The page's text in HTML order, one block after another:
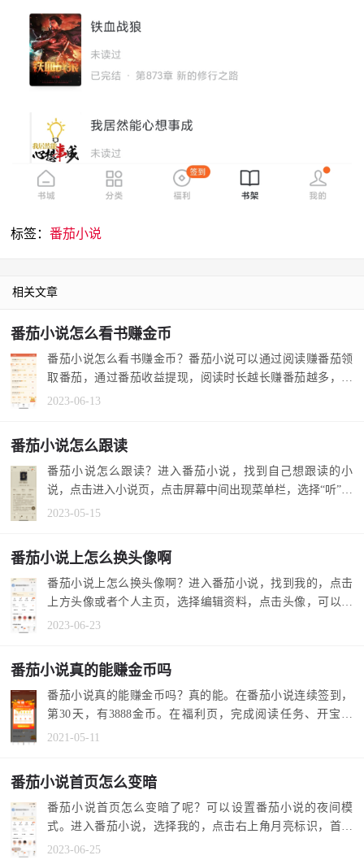
标签：番茄小说
相关文章
番茄小说怎么看书赚金币
番茄小说怎么看书赚金币？番茄小说可以通过阅读赚番茄领
取番茄，通过番茄收益提现，阅读时长越长赚番茄越多，具
体进入番茄小...
2023-06-13
番茄小说怎么跟读
番茄小说怎么跟读？进入番茄小说，找到自己想跟读的小
说，点击进入小说页，点击屏幕中间出现菜单栏，选择“听”，
选择边听边读...
2023-05-15
番茄小说上怎么换头像啊
番茄小说上怎么换头像啊？进入番茄小说，找到我的，点击
上方头像或者个人主页，选择编辑资料，点击头像，可以选
择相册或相机...
2023-06-23
番茄小说真的能赚金币吗
番茄小说真的能赚金币吗？真的能。在番茄小说连续签到，
第30天，有3888金币。在福利页，完成阅读任务、开宝箱
等，也有金币。 ...
2021-05-11
番茄小说首页怎么变暗
番茄小说首页怎么变暗了呢？可以设置番茄小说的夜间模
式。进入番茄小说，选择我的，点击右上角月亮标识，首页
是夜间模式，比...
2023-06-25